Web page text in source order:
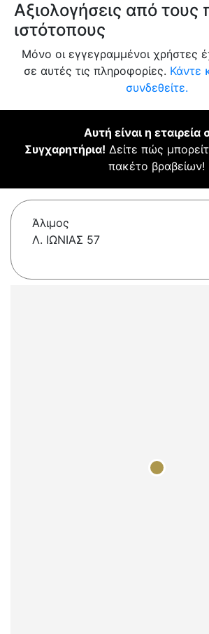
Αξιολογήσεις από
ιστότοπους
Μόνο οι εγγεγραμμένοι χρήστες
σε αυτές τις πληροφορίες. Κάντε
συνδεθείτε.
Αυτή είναι η εταιρεία
Συγχαρητήρια! Δείτε πώς
πακέτο βραβείων!
Άλιμος
Λ. ΙΩΝΙΑΣ 57